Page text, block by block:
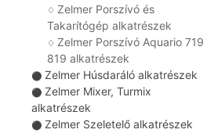
♢ Zelmer Porszívó és
Takarítógép alkatrészek
♢ Zelmer Porszívó Aquario 719
819 alkatrészek
⚫ Zelmer Húsdaráló alkatrészek
⚫ Zelmer Mixer, Turmix
alkatrészek
⚫ Zelmer Szeletelő alkatrészek